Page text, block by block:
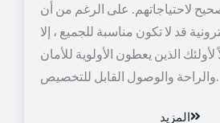
لاحتياجاتهم. على الرغم من أن
قد لا تكون مناسبة للجميع ، إلا
لأولئك الذين يعطون الأولوية للأمان
والراحة والوصول القابل للتخصيص.
المزيد